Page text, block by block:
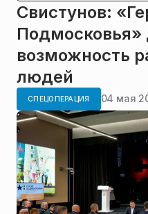
Свистунов:
Подмосковья»
возможность
людей
СПЕЦОПЕРАЦИЯ 04 мая